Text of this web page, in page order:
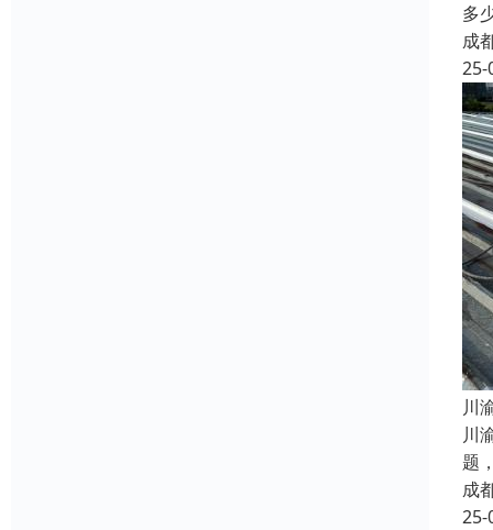
多
成
25-
川
川
题
成
25-